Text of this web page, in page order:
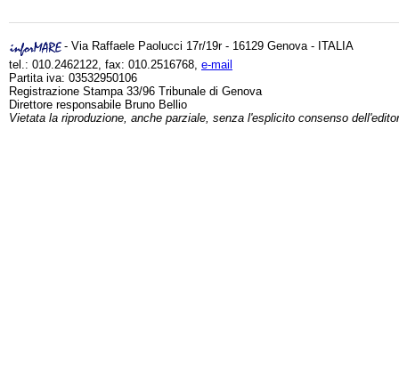
- Via Raffaele Paolucci 17r/19r - 16129 Genova - ITALIA
tel.: 010.2462122, fax: 010.2516768, e-mail
Partita iva: 03532950106
Registrazione Stampa 33/96 Tribunale di Genova
Direttore responsabile Bruno Bellio
Vietata la riproduzione, anche parziale, senza l'esplicito consenso